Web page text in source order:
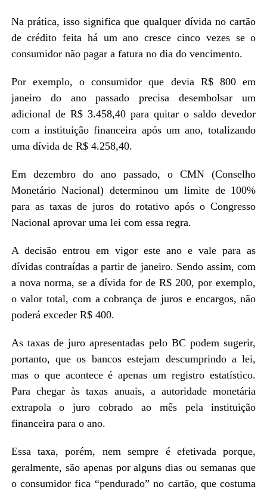
Na prática, isso significa que qualquer dívida no cartão
de crédito feita há um ano cresce cinco vezes se o
consumidor não pagar a fatura no dia do vencimento.
Por exemplo, o consumidor que devia R$ 800 em
janeiro do ano passado precisa desembolsar um
adicional de R$ 3.458,40 para quitar o saldo devedor
com a instituição financeira após um ano, totalizando
uma dívida de R$ 4.258,40.
Em dezembro do ano passado, o CMN (Conselho
Monetário Nacional) determinou um limite de 100%
para as taxas de juros do rotativo após o Congresso
Nacional aprovar uma lei com essa regra.
A decisão entrou em vigor este ano e vale para as
dívidas contraídas a partir de janeiro. Sendo assim, com
a nova norma, se a dívida for de R$ 200, por exemplo,
o valor total, com a cobrança de juros e encargos, não
poderá exceder R$ 400.
As taxas de juro apresentadas pelo BC podem sugerir,
portanto, que os bancos estejam descumprindo a lei,
mas o que acontece é apenas um registro estatístico.
Para chegar às taxas anuais, a autoridade monetária
extrapola o juro cobrado ao mês pela instituição
financeira para o ano.
Essa taxa, porém, nem sempre é efetivada porque,
geralmente, são apenas por alguns dias ou semanas que
o consumidor fica “pendurado” no cartão, que costuma